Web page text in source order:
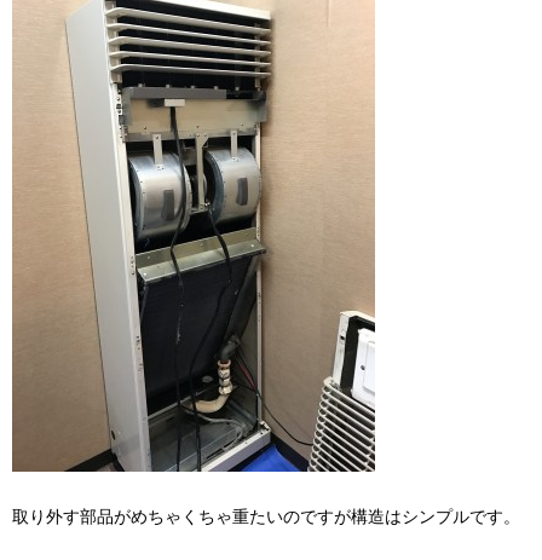
取り外す部品がめちゃくちゃ重たいのですが構造はシンプルです。